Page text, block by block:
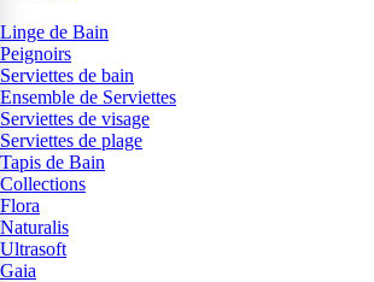
Linge de Bain
Peignoirs
Serviettes de bain
Ensemble de Serviettes
Serviettes de visage
Serviettes de plage
Tapis de Bain
Collections
Flora
Naturalis
Ultrasoft
Gaia